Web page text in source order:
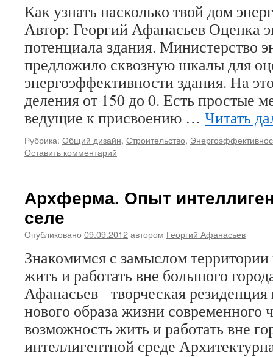
Как узнать насколько твой дом
Автор: Георгий Афанасьев Оценка
потенциала здания. Министерство
предложило сквозную шкалы для
энергоэффективности здания. На
деления от 150 до 0. Есть простые
ведущие к присвоению … Читать
Рубрика: Общий дизайн, Строительство,
Оставить комментарий
Архферма. Опыт
селе
Опубликовано 09.09.2012автором Георгий Афанасьев
Знакомимся с замыслом
жить и работать вне большого
Афанасьев творческая резиденция
нового образа жизни
возможность жить и работать вне
интеллигентной среде